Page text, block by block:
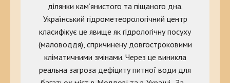
ділянки кам’янистого та піщаного дна.
Український гідрометеорологічний центр
класифікує це явище як гідрологічну посуху
(маловоддя), спричинену довгостроковими
кліматичними змінами. Через це виникла
реальна загроза дефіциту питної води для